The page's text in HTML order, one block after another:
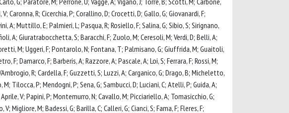
Caronna, R; Cicerchia, P; Corallino, D; Crocetti, D; Gallo, G; Giovanardi, F;
A; Muttillo, E; Palmieri, L; Pasqua, R; Rosiello, F; Salina, G; Sibio, S; Sirignano,
A; Giuratrabocchetta, S; Baracchi, F; Zuolo, M; Ceresoli, M; Verdi, D; Belli, A;
M; Uggeri, F; Pontarolo, N; Fontana, T; Palmisano, G; Giuffrida, M; Guaitoli,
Damarco, F; Barberis, A; Razzore, A; Pascale, A; Loi, S; Ferrara, F; Rossi, M;
R; Cardella, F; Guzzetti, S; Luzzi, A; Carganico, G; Drago, B; Micheletto,
Tilocca, P; Mendogni, P; Sena, G; Sambucci, D; Luciani, C; Atelli, P; Guida, A;
V; Papini, P; Montemurro, N; Cavallo, M; Picciariello, A; Tomasicchio, G;
Migliore, M; Badessi, G; Barilla, C; Calleri, G; Cianci, S; Fama, F; Fleres, F;